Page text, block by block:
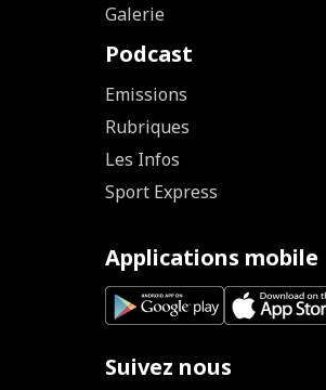
Galerie
Podcast
Emissions
Rubriques
Les Infos
Sport Express
Applications mobile
Suivez nous